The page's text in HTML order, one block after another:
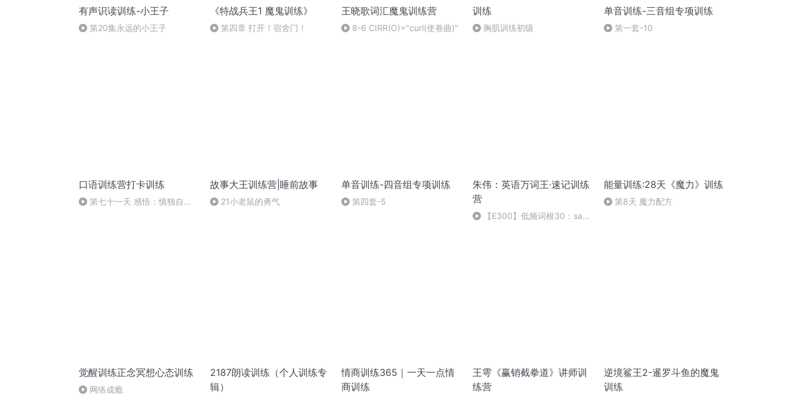
有声识读训练-小王子
第20集永远的小王子
《特战兵王1 魔鬼训练》
第四章 打开！宿舍门！
王晓歌词汇魔鬼训练营
8-6 CIRR(O)="curl(使卷曲)"
训练
胸肌训练初级
单音训练-三音组专项训练
第一套-10
口语训练营打卡训练
第七十一天 感悟：慎独自律
故事大王训练营|睡前故事
21小老鼠的勇气
单音训练-四音组专项训练
第四套-5
朱伟：英语万词王·速记训练
营
【E300】低频词根30：san,
能量训练:28天《魔力》训练
第8天 魔力配方
觉醒训练正念冥想心态训练
网络成瘾
2187朗读训练（个人训练专
辑）
情商训练365｜一天一点情
商训练
王雩《赢销截拳道》讲师训
练营
逆境鲨王2-暹罗斗鱼的魔鬼
训练